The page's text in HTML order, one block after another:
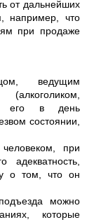
от дальнейших
например, что
при продаже
ведущим
его в день
состоянии,
при
о том, что он
можно
которые